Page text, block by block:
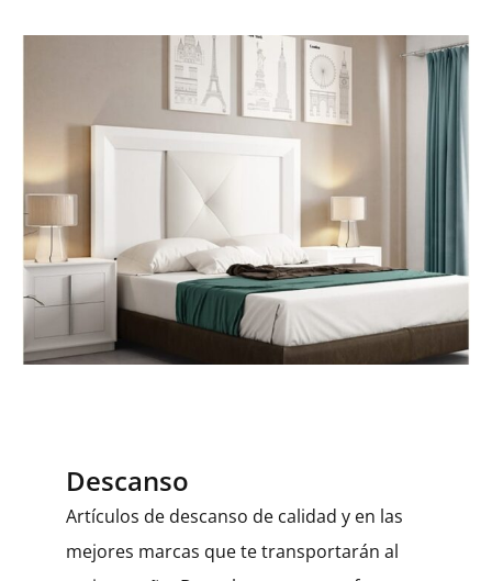
Descanso
Artículos de descanso de calidad y en las
mejores marcas que te transportarán al